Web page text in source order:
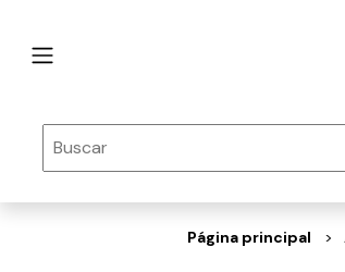
Página principal